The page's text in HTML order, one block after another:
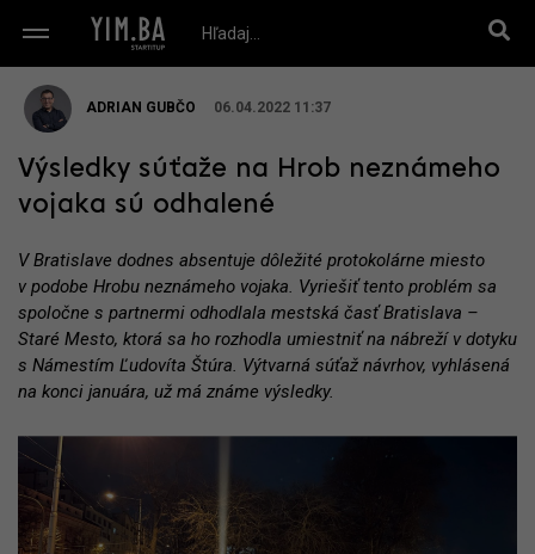
ADRIAN GUBČO 06.04.2022 11:37
Výsledky súťaže na Hrob neznámeho
vojaka sú odhalené
V Bratislave dodnes absentuje dôležité protokolárne miesto
v podobe Hrobu neznámeho vojaka. Vyriešiť tento problém sa
spoločne s partnermi odhodlala mestská časť Bratislava –
Staré Mesto, ktorá sa ho rozhodla umiestniť na nábreží v dotyku
s Námestím Ľudovíta Štúra. Výtvarná súťaž návrhov, vyhlásená
na konci januára, už má známe výsledky.